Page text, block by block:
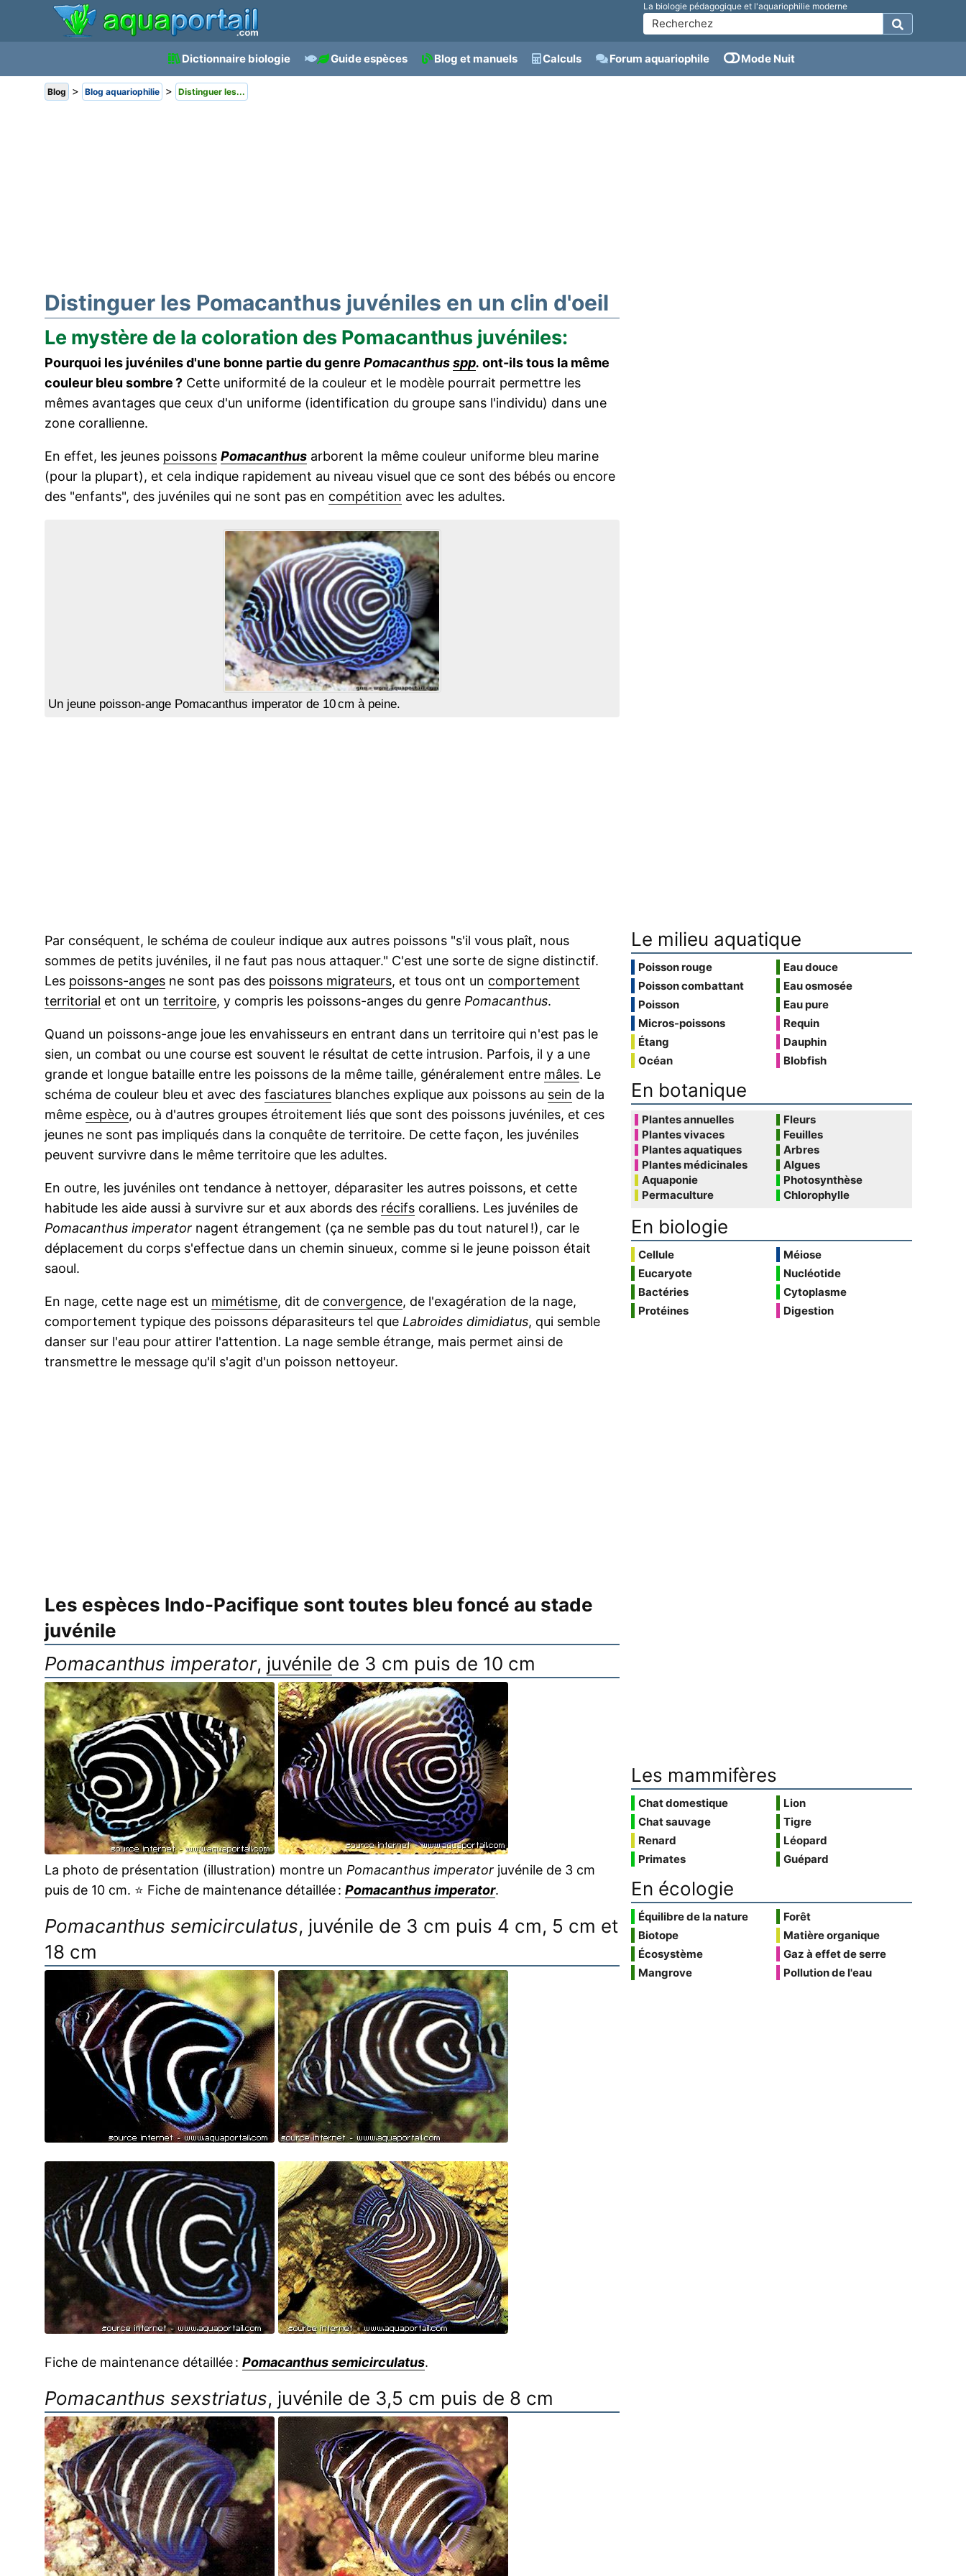
La biologie pédagogique et l'aquariophilie moderne
Dictionnaire biologie Guide espèces Blog et manuels Calculs Forum aquariophile Mode Nuit
Blog > Blog aquariophilie > Distinguer les...
Distinguer les Pomacanthus juvéniles en un clin d'oeil
Le mystère de la coloration des Pomacanthus juvéniles:
Pourquoi les juvéniles d'une bonne partie du genre Pomacanthusspp. ont-ils tous la même
couleur bleu sombre ? Cette uniformité de la couleur et le modèle pourrait permettre les
mêmes avantages que ceux d'un uniforme (identification du groupe sans l'individu) dans une
zone corallienne.
En effet, les jeunes poissons Pomacanthus arborent la même couleur uniforme bleu marine
(pour la plupart), et cela indique rapidement au niveau visuel que ce sont des bébés ou encore
des "enfants", des juvéniles qui ne sont pas en compétition avec les adultes.
Un jeune poisson-ange Pomacanthus imperator de 10 cm à peine.
Par conséquent, le schéma de couleur indique aux autres poissons "s'il vous plaît, nous
sommes de petits juvéniles, il ne faut pas nous attaquer." C'est une sorte de signe distinctif.
Les poissons-anges ne sont pas des poissons migrateurs, et tous ont un comportement
territorial et ont un territoire, y compris les poissons-anges du genre Pomacanthus.
Quand un poissons-ange joue les envahisseurs en entrant dans un territoire qui n'est pas le
sien, un combat ou une course est souvent le résultat de cette intrusion. Parfois, il y a une
grande et longue bataille entre les poissons de la même taille, généralement entre mâles. Le
schéma de couleur bleu et avec des fasciatures blanches explique aux poissons au sein de la
même espèce, ou à d'autres groupes étroitement liés que sont des poissons juvéniles, et ces
jeunes ne sont pas impliqués dans la conquête de territoire. De cette façon, les juvéniles
peuvent survivre dans le même territoire que les adultes.
En outre, les juvéniles ont tendance à nettoyer, déparasiter les autres poissons, et cette
habitude les aide aussi à survivre sur et aux abords des récifs coralliens. Les juvéniles de
Pomacanthus imperator nagent étrangement (ça ne semble pas du tout naturel !), car le
déplacement du corps s'effectue dans un chemin sinueux, comme si le jeune poisson était
saoul.
En nage, cette nage est un mimétisme, dit de convergence, de l'exagération de la nage,
comportement typique des poissons déparasiteurs tel que Labroides dimidiatus, qui semble
danser sur l'eau pour attirer l'attention. La nage semble étrange, mais permet ainsi de
transmettre le message qu'il s'agit d'un poisson nettoyeur.
Les espèces Indo-Pacifique sont toutes bleu foncé au stade
juvénile
Pomacanthus imperator, juvénile de 3 cm puis de 10 cm
La photo de présentation (illustration) montre un Pomacanthus imperator juvénile de 3 cm
puis de 10 cm. ⭐ Fiche de maintenance détaillée : Pomacanthus imperator.
Pomacanthus semicirculatus, juvénile de 3 cm puis 4 cm, 5 cm et
18 cm
Fiche de maintenance détaillée : Pomacanthus semicirculatus.
Pomacanthus sexstriatus, juvénile de 3,5 cm puis de 8 cm
Le milieu aquatique
Poisson rouge
Poisson combattant
Poisson
Micros-poissons
Étang
Océan
Eau douce
Eau osmosée
Eau pure
Requin
Dauphin
Blobfish
En botanique
Plantes annuelles
Plantes vivaces
Plantes aquatiques
Plantes médicinales
Aquaponie
Permaculture
Fleurs
Feuilles
Arbres
Algues
Photosynthèse
Chlorophylle
En biologie
Cellule
Eucaryote
Bactéries
Protéines
Méiose
Nucléotide
Cytoplasme
Digestion
Les mammifères
Chat domestique
Chat sauvage
Renard
Primates
Lion
Tigre
Léopard
Guépard
En écologie
Équilibre de la nature
Biotope
Écosystème
Mangrove
Forêt
Matière organique
Gaz à effet de serre
Pollution de l'eau